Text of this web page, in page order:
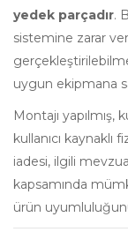
yedek parçadır.
sistemine zarar
uygun ekipmana
Montajı yapılmış,
kullanıcı kaynaklı
iadesi, ilgili
kapsamında
ürün